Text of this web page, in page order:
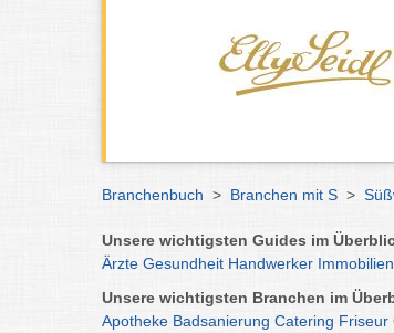
Branchenbuch > Branchen mit S >
Unsere wichtigsten Guides im
Ärzte Gesundheit Handwerker Immobilien
Unsere wichtigsten Branchen im
Apotheke Badsanierung Catering Friseur